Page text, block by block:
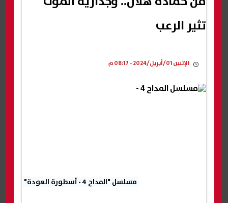
تثير الرعب
الإثنين 01/أبريل/2024 - 08:17 م
مسلسل "المداح 4 - أسطورة العودة"